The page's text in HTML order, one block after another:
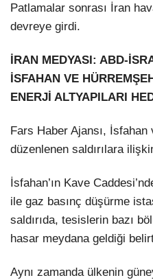
Patlamalar sonrası İran
devreye girdi.
İRAN MEDYASI: ABD-
İSFAHAN VE
ENERJİ ALTYAPILARI
Fars Haber Ajansı, İsfahan
düzenlenen saldırılara
İsfahan’ın Kave
ile gaz basınç düşürme
saldırıda, tesislerin bazı
hasar meydana geldiği
Aynı zamanda ülkenin